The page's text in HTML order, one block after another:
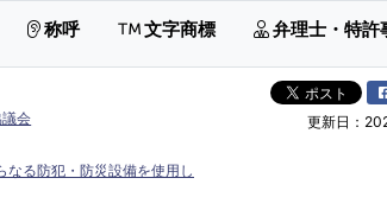
称呼 文字商標 弁理士・特許
会
る防犯・防災設備を使用し
更新日：